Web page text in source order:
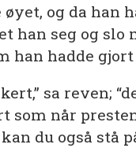
øyet, og da han
han seg og slo
han hadde
sa reven;
som når
du også stå